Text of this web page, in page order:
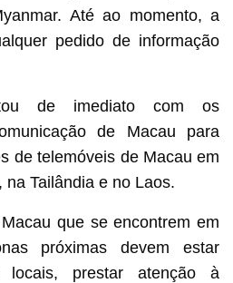
Até ao momento, a
pedido de informação
de imediato com os
de Macau para
de telemóveis de Macau em
Tailândia e no Laos.
que se encontrem em
próximas devem estar
locais, prestar atenção à